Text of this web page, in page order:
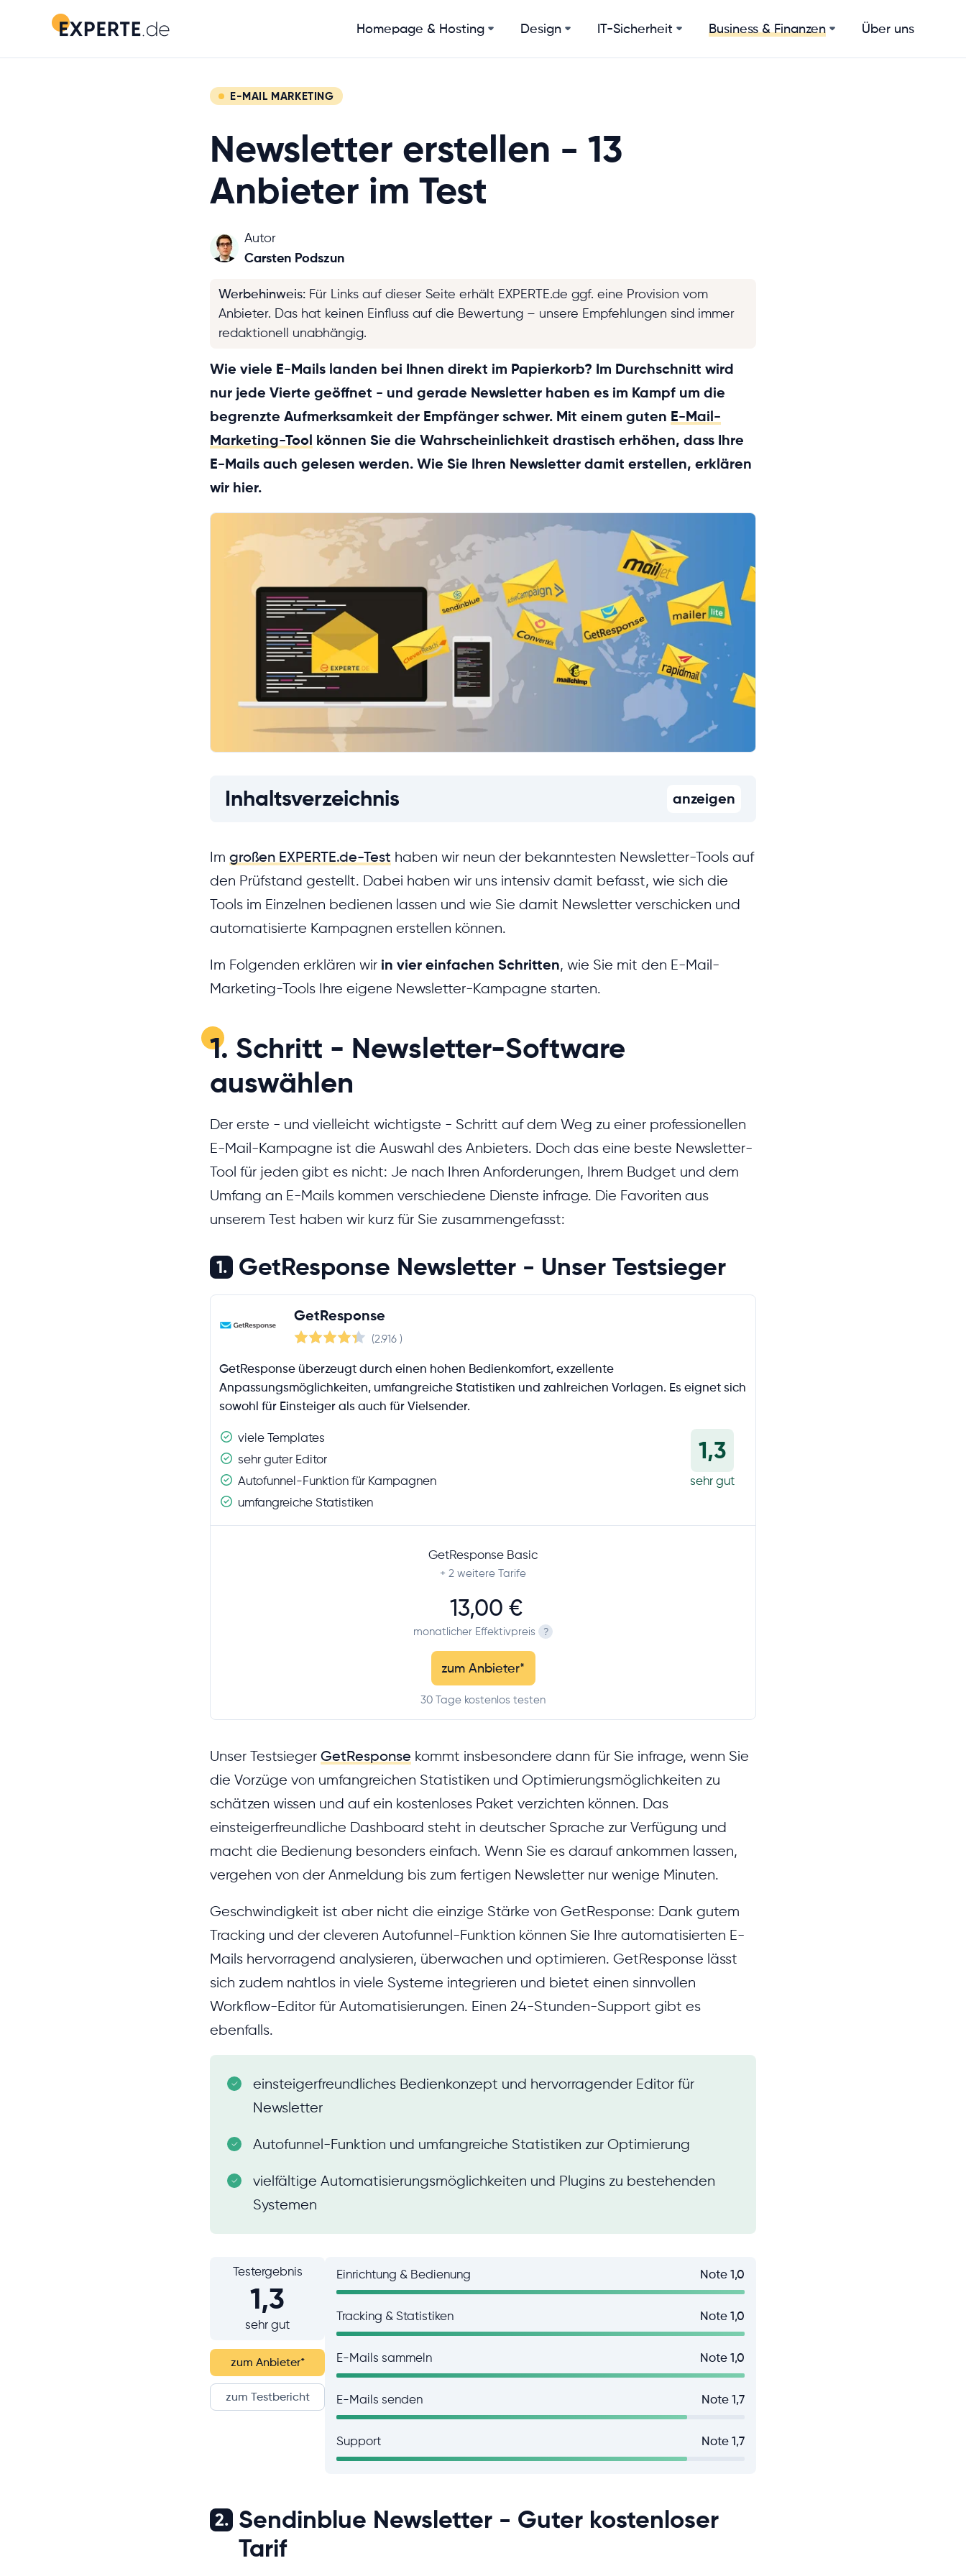
Homepage & Hosting Design IT-Sicherheit Business & Finanzen Über uns
E-MAIL MARKETING
Newsletter erstellen - 13
Anbieter im Test
Autor
Carsten Podszun
Werbehinweis: Für Links auf dieser Seite erhält EXPERTE.de ggf. eine Provision vom
Anbieter. Das hat keinen Einfluss auf die Bewertung – unsere Empfehlungen sind immer
redaktionell unabhängig.
Wie viele E-Mails landen bei Ihnen direkt im Papierkorb? Im Durchschnitt wird
nur jede Vierte geöffnet - und gerade Newsletter haben es im Kampf um die
begrenzte Aufmerksamkeit der Empfänger schwer. Mit einem guten E-Mail-
Marketing-Tool können Sie die Wahrscheinlichkeit drastisch erhöhen, dass Ihre
E-Mails auch gelesen werden. Wie Sie Ihren Newsletter damit erstellen, erklären
wir hier.
Inhaltsverzeichnis anzeigen
Im großen EXPERTE.de-Test haben wir neun der bekanntesten Newsletter-Tools auf
den Prüfstand gestellt. Dabei haben wir uns intensiv damit befasst, wie sich die
Tools im Einzelnen bedienen lassen und wie Sie damit Newsletter verschicken und
automatisierte Kampagnen erstellen können.
Im Folgenden erklären wir in vier einfachen Schritten, wie Sie mit den E-Mail-
Marketing-Tools Ihre eigene Newsletter-Kampagne starten.
1. Schritt - Newsletter-Software
auswählen
Der erste - und vielleicht wichtigste - Schritt auf dem Weg zu einer professionellen
E-Mail-Kampagne ist die Auswahl des Anbieters. Doch das eine beste Newsletter-
Tool für jeden gibt es nicht: Je nach Ihren Anforderungen, Ihrem Budget und dem
Umfang an E-Mails kommen verschiedene Dienste infrage. Die Favoriten aus
unserem Test haben wir kurz für Sie zusammengefasst:
1. GetResponse Newsletter - Unser Testsieger
GetResponse
(2.916 )
GetResponse überzeugt durch einen hohen Bedienkomfort, exzellente
Anpassungsmöglichkeiten, umfangreiche Statistiken und zahlreichen Vorlagen. Es eignet sich
sowohl für Einsteiger als auch für Vielsender.
viele Templates
sehr guter Editor
Autofunnel-Funktion für Kampagnen
umfangreiche Statistiken
1,3
sehr gut
GetResponse Basic
+ 2 weitere Tarife
13,00 €
monatlicher Effektivpreis ?
zum Anbieter*
30 Tage kostenlos testen
Unser Testsieger GetResponse kommt insbesondere dann für Sie infrage, wenn Sie
die Vorzüge von umfangreichen Statistiken und Optimierungsmöglichkeiten zu
schätzen wissen und auf ein kostenloses Paket verzichten können. Das
einsteigerfreundliche Dashboard steht in deutscher Sprache zur Verfügung und
macht die Bedienung besonders einfach. Wenn Sie es darauf ankommen lassen,
vergehen von der Anmeldung bis zum fertigen Newsletter nur wenige Minuten.
Geschwindigkeit ist aber nicht die einzige Stärke von GetResponse: Dank gutem
Tracking und der cleveren Autofunnel-Funktion können Sie Ihre automatisierten E-
Mails hervorragend analysieren, überwachen und optimieren. GetResponse lässt
sich zudem nahtlos in viele Systeme integrieren und bietet einen sinnvollen
Workflow-Editor für Automatisierungen. Einen 24-Stunden-Support gibt es
ebenfalls.
einsteigerfreundliches Bedienkonzept und hervorragender Editor für
Newsletter
Autofunnel-Funktion und umfangreiche Statistiken zur Optimierung
vielfältige Automatisierungsmöglichkeiten und Plugins zu bestehenden
Systemen
Testergebnis
1,3
sehr gut
zum Anbieter*
zum Testbericht
Einrichtung & Bedienung Note 1,0
Tracking & Statistiken Note 1,0
E-Mails sammeln Note 1,0
E-Mails senden Note 1,7
Support Note 1,7
2. Sendinblue Newsletter - Guter kostenloser
Tarif